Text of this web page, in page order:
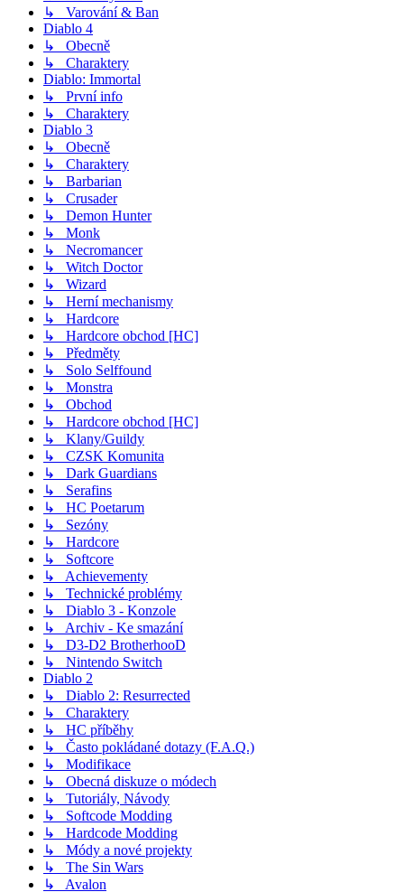
↳ Varování & Ban
Diablo 4
↳ Obecně
↳ Charaktery
Diablo: Immortal
↳ První info
↳ Charaktery
Diablo 3
↳ Obecně
↳ Charaktery
↳ Barbarian
↳ Crusader
↳ Demon Hunter
↳ Monk
↳ Necromancer
↳ Witch Doctor
↳ Wizard
↳ Herní mechanismy
↳ Hardcore
↳ Hardcore obchod [HC]
↳ Předměty
↳ Solo Selffound
↳ Monstra
↳ Obchod
↳ Hardcore obchod [HC]
↳ Klany/Guildy
↳ CZSK Komunita
↳ Dark Guardians
↳ Serafins
↳ HC Poetarum
↳ Sezóny
↳ Hardcore
↳ Softcore
↳ Achievementy
↳ Technické problémy
↳ Diablo 3 - Konzole
↳ Archiv - Ke smazání
↳ D3-D2 BrotherhooD
↳ Nintendo Switch
Diablo 2
↳ Diablo 2: Resurrected
↳ Charaktery
↳ HC příběhy
↳ Často pokládané dotazy (F.A.Q.)
↳ Modifikace
↳ Obecná diskuze o módech
↳ Tutoriály, Návody
↳ Softcode Modding
↳ Hardcode Modding
↳ Módy a nové projekty
↳ The Sin Wars
↳ Avalon